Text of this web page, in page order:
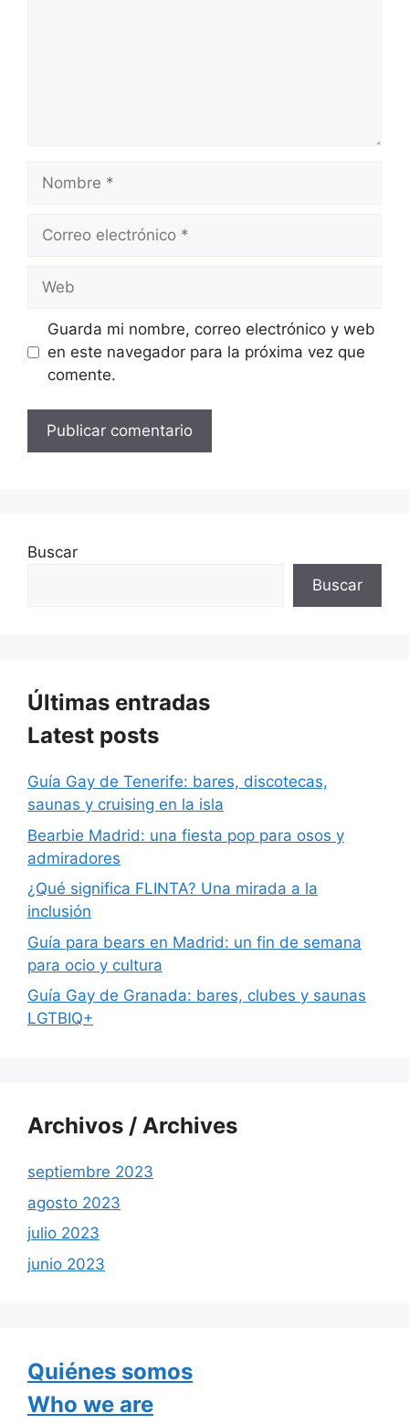
electrónico
Guarda mi nombre, correo electrónico y web
en este navegador para la próxima vez que
comente.
Buscar
Buscar
Últimas entradas
Latest posts
Guía Gay de Tenerife: bares, discotecas,
saunas y cruising en la isla
Bearbie Madrid: una fiesta pop para osos y
admiradores
¿Qué significa FLINTA? Una mirada a la
inclusión
Guía para bears en Madrid: un fin de semana
para ocio y cultura
Guía Gay de Granada: bares, clubes y saunas
LGTBIQ+
Archivos / Archives
septiembre 2023
agosto 2023
julio 2023
junio 2023
Quiénes somos
Who we are